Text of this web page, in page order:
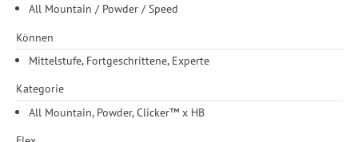
All Mountain / Powder / Speed
Können
Mittelstufe, Fortgeschrittene, Experte
Kategorie
All Mountain, Powder, Clicker™ x HB